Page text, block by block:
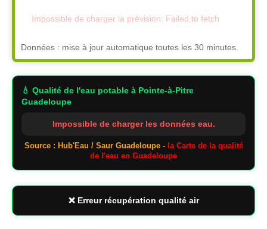
Impossible de charger la prévision: Failed to fetch
Données : mise à jour automatique toutes les 30 minutes.
💧 Qualité de l'eau potable à Pointe-à-Pitre
Guadeloupe
Impossible de charger les données eau.
Source : Hub'Eau / Saur Guadeloupe - la Carte de la qualité
de l'eau en Guadeloupe
❌ Erreur récupération qualité air